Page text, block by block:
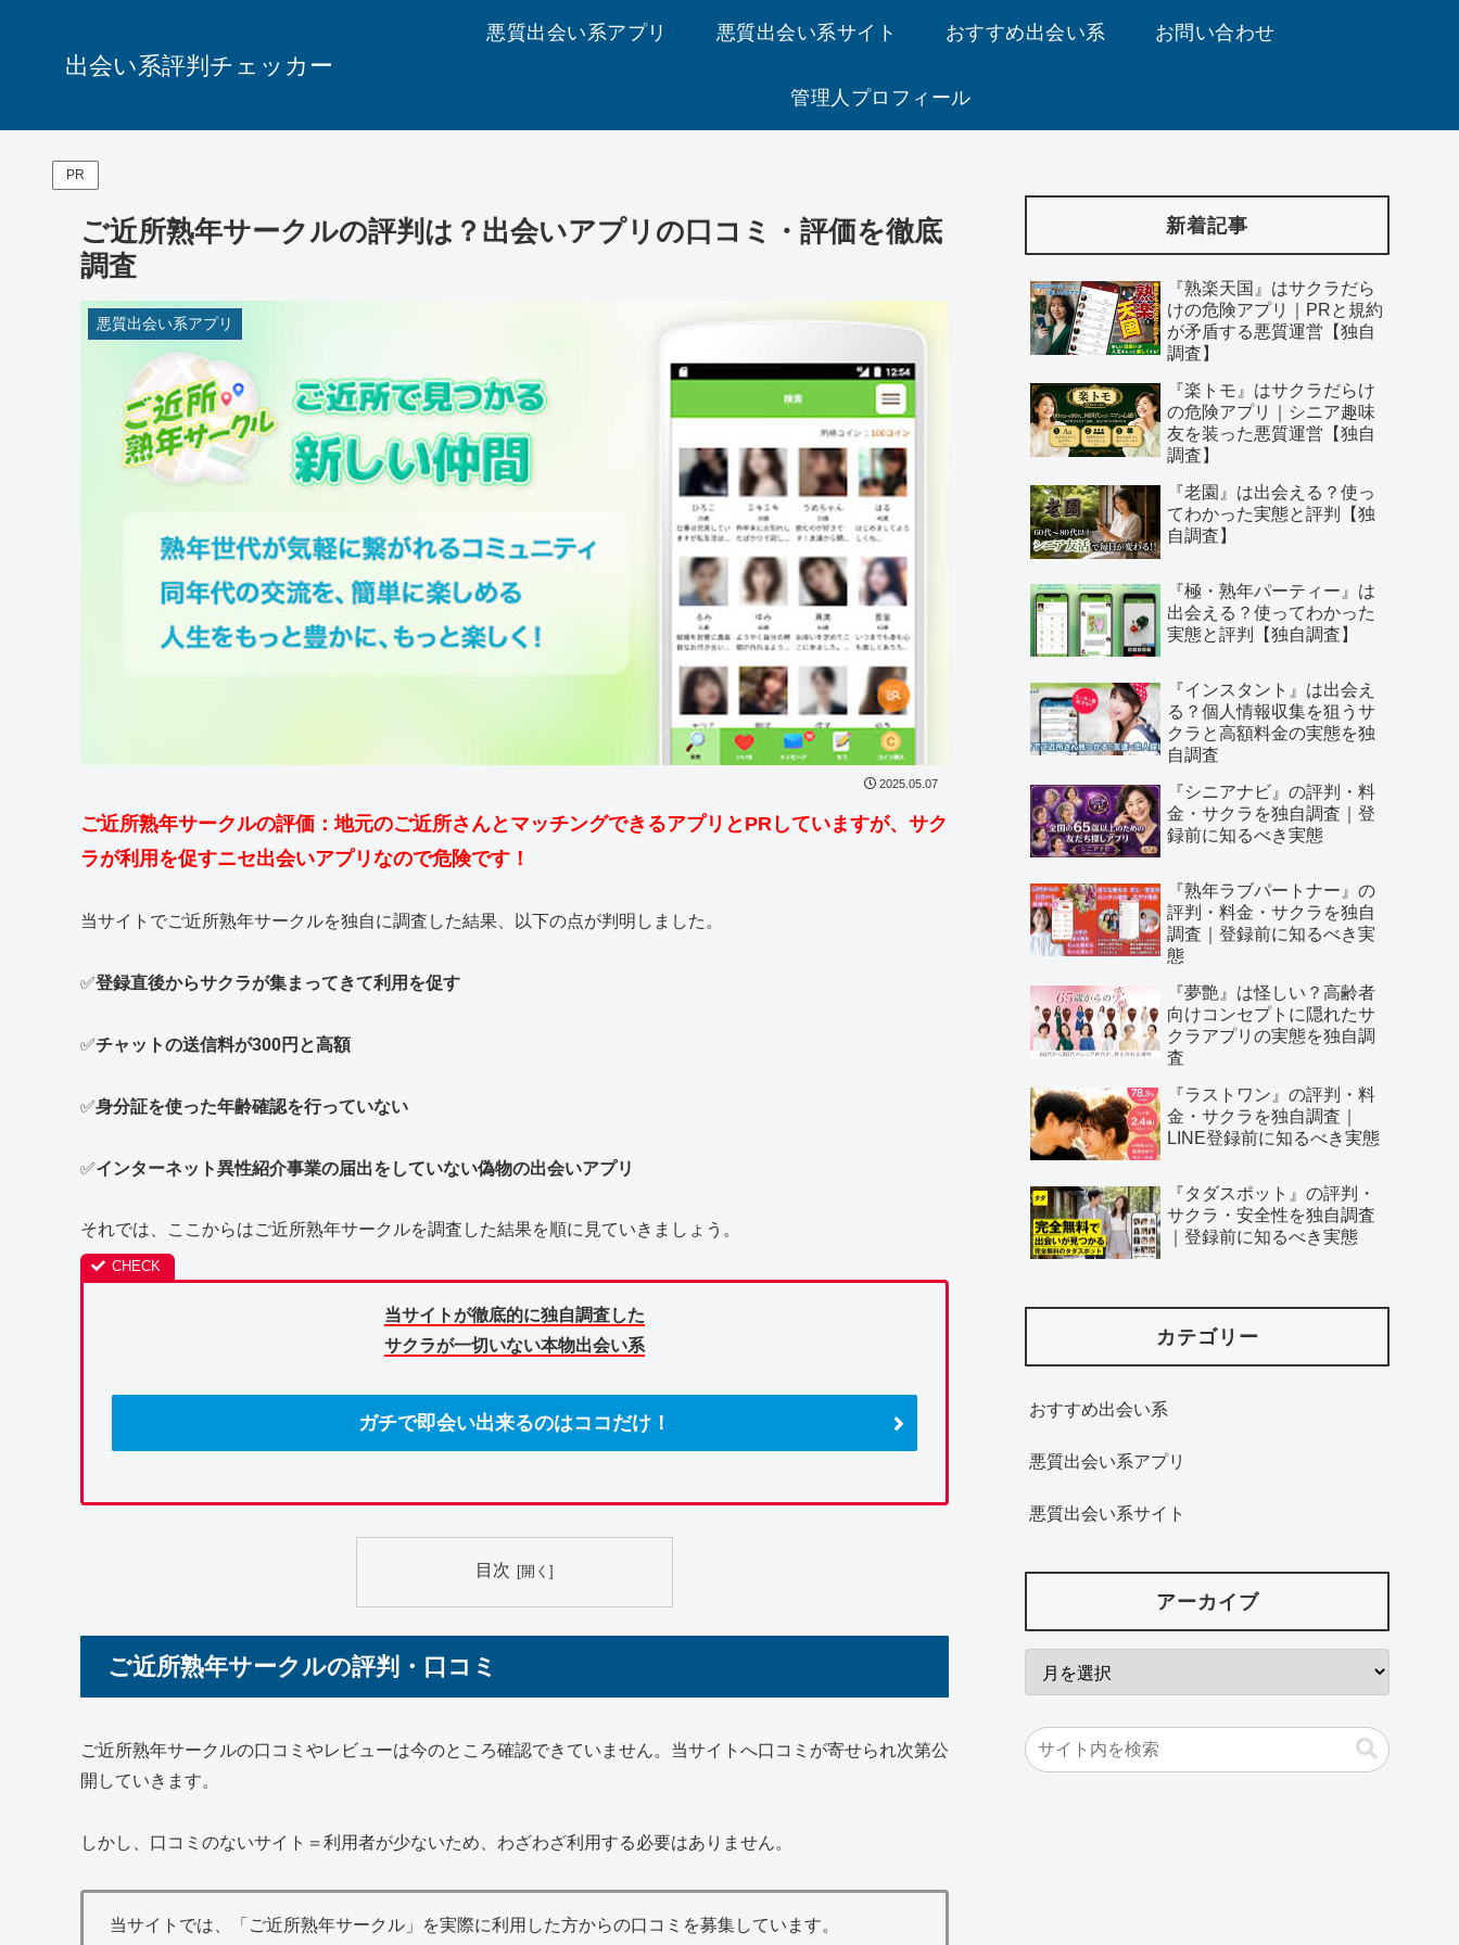
出会い系評判チェッカー
悪質出会い系アプリ 悪質出会い系サイト おすすめ出会い系 お問い合わせ
管理人プロフィール
PR
ご近所熟年サークルの評判は？出会いアプリの口コミ・評価を徹底
調査
悪質出会い系アプリ
2025.05.07
ご近所熟年サークルの評価：地元のご近所さんとマッチングできるアプリとPRしていますが、サク
ラが利用を促すニセ出会いアプリなので危険です！
当サイトでご近所熟年サークルを独自に調査した結果、以下の点が判明しました。
✅登録直後からサクラが集まってきて利用を促す
✅チャットの送信料が300円と高額
✅身分証を使った年齢確認を行っていない
✅インターネット異性紹介事業の届出をしていない偽物の出会いアプリ
それでは、ここからはご近所熟年サークルを調査した結果を順に見ていきましょう。
当サイトが徹底的に独自調査した
サクラが一切いない本物出会い系
ガチで即会い出来るのはココだけ！
目次
ご近所熟年サークルの評判・口コミ
ご近所熟年サークルの口コミやレビューは今のところ確認できていません。当サイトへ口コミが寄せられ次第公
開していきます。
しかし、口コミのないサイト＝利用者が少ないため、わざわざ利用する必要はありません。
当サイトでは、「ご近所熟年サークル」を実際に利用した方からの口コミを募集しています。
新着記事
『熟楽天国』はサクラだら
けの危険アプリ｜PRと規約
が矛盾する悪質運営【独自
調査】
『楽トモ』はサクラだらけ
の危険アプリ｜シニア趣味
友を装った悪質運営【独自
調査】
『老園』は出会える？使っ
てわかった実態と評判【独
自調査】
『極・熟年パーティー』は
出会える？使ってわかった
実態と評判【独自調査】
『インスタント』は出会え
る？個人情報収集を狙うサ
クラと高額料金の実態を独
自調査
『シニアナビ』の評判・料
金・サクラを独自調査｜登
録前に知るべき実態
『熟年ラブパートナー』の
評判・料金・サクラを独自
調査｜登録前に知るべき実
態
『夢艶』は怪しい？高齢者
向けコンセプトに隠れたサ
クラアプリの実態を独自調
査
『ラストワン』の評判・料
金・サクラを独自調査｜
LINE登録前に知るべき実態
『タダスポット』の評判・
サクラ・安全性を独自調査
｜登録前に知るべき実態
カテゴリー
おすすめ出会い系
悪質出会い系アプリ
悪質出会い系サイト
アーカイブ